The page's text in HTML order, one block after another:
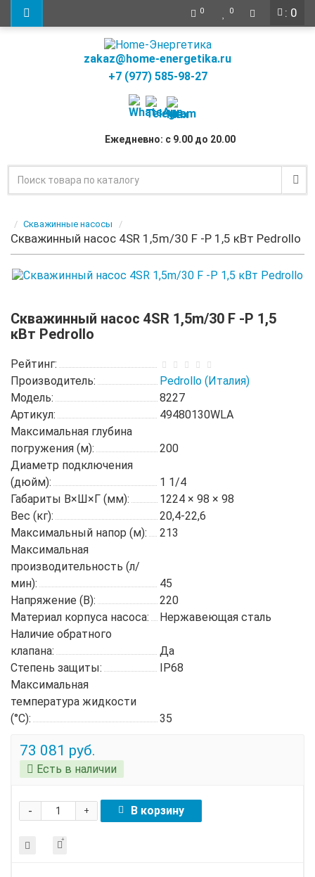
: 0
0 0
zakaz@home-energetika.ru
+7 (977) 585-98-27
Ежедневно: с 9.00 до 20.00
Скважинные насосы
Скважинный насос 4SR 1,5m/30 F -P 1,5 кВт Pedrollo
Скважинный насос 4SR 1,5m/30 F -P 1,5
кВт Pedrollo
Рейтинг:
Производитель:
Pedrollo (Италия)
Модель:
8227
Артикул:
49480130WLA
Максимальная глубина
погружения (м):
200
Диаметр подключения
(дюйм):
1 1/4
Габариты В×Ш×Г (мм):
1224 × 98 × 98
Вес (кг):
20,4-22,6
Максимальный напор (м):
213
Максимальная
производительность (л/
мин):
45
Напряжение (В):
220
Материал корпуса насоса:
Нержавеющая сталь
Наличие обратного
клапана:
Да
Степень защиты:
IP68
Максимальная
температура жидкости
(°C):
35
73 081 руб.
Есть в наличии
+
- В корзину